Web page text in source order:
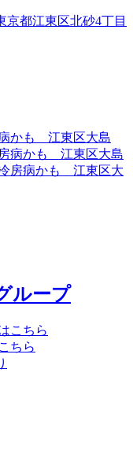
京都江東区北砂4丁目
かも 江東区大島
病かも 江東区大島
房病かも 江東区大